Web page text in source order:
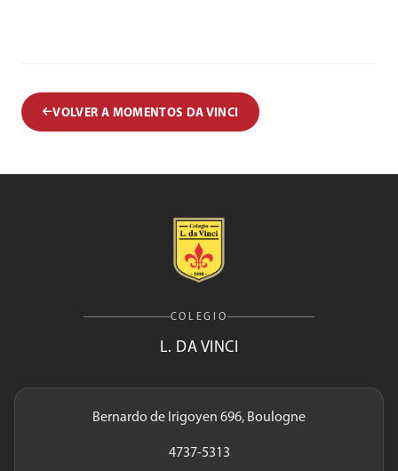
VOLVER A MOMENTOS DA VINCI
COLEGIO
L. DA VINCI
Bernardo de Irigoyen 696, Boulogne
4737-5313